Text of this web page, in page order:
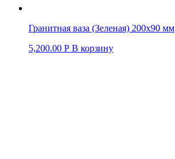
Гранитная ваза (Зеленая) 200х90 мм
5,200.00 Р В корзину